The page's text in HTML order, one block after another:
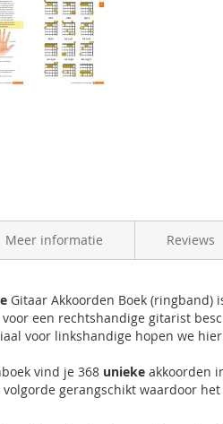
Gitaar Akkoorden Boek
voor een rechtshandige gitarist
voor linkshandige hopen we
vind je 368 unieke akkoorden
gerangschikt waardoor
Meer informatie Reviews